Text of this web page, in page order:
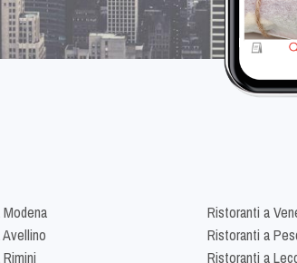
Ristoranti a
Ristoranti a
Ristoranti a